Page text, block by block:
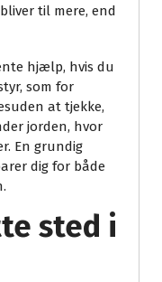
til mere, end
hjælp, hvis du
som for
at tjekke,
jorden, hvor
En grundig
dig for både
sted i